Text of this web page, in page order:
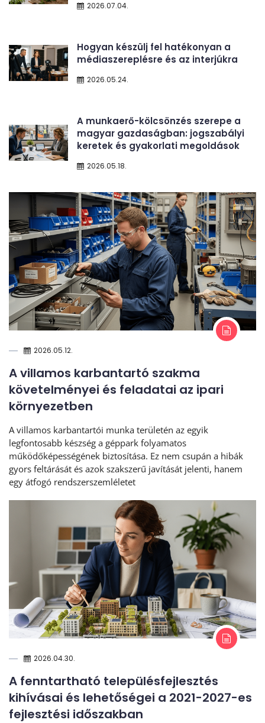
2026.07.04.
2026.05.24.
Hogyan készülj fel hatékonyan a
médiaszereplésre és az interjúkra
2026.05.18.
A munkaerő-kölcsönzés szerepe a
magyar gazdaságban: jogszabályi
keretek és gyakorlati megoldások
2026.05.12.
A villamos karbantartó szakma
követelményei és feladatai az ipari
környezetben
A villamos karbantartói munka területén az egyik
legfontosabb készség a géppark folyamatos
működőképességének biztosítása. Ez nem csupán a hibák
gyors feltárását és azok szakszerű javítását jelenti, hanem
egy átfogó rendszerszemléletet
2026.04.30.
A fenntartható településfejlesztés
kihívásai és lehetőségei a 2021-2027-es
fejlesztési időszakban